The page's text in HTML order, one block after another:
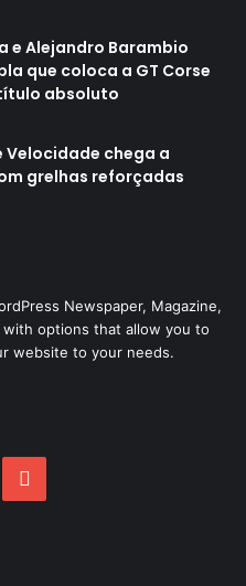
e Alejandro Barambio
que coloca a GT Corse
absoluto
Velocidade chega a
grelhas reforçadas
Newspaper, Magazine,
with options that allow you to
website to your needs.